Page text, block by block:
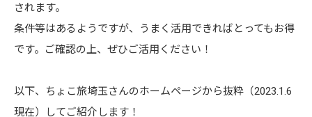
されます。
条件等はあるようですが、うまく活用できればとってもお得
です。ご確認の上、ぜひご活用ください！
以下、ちょこ旅埼玉さんのホームページから抜粋（2023.1.6
現在）してご紹介します！